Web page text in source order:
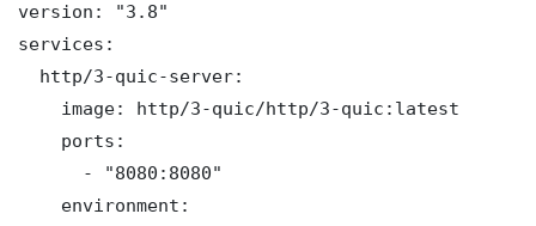
version: "3.8"
services:
  http/3-quic-server:
    image: http/3-quic/http/3-quic:latest
    ports:
      - "8080:8080"
    environment: